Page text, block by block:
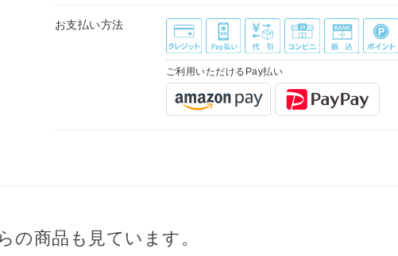
お支払い方法
ご利用いただけるPay払い
の商品も見ています。